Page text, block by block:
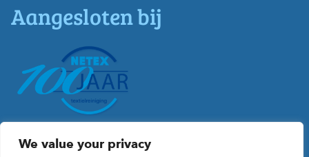
We value your privacy
Aangesloten bij